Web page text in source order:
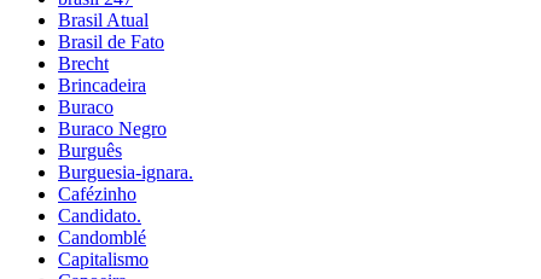
Brasil Atual
Brasil de Fato
Brecht
Brincadeira
Buraco
Buraco Negro
Burguês
Burguesia-ignara.
Cafézinho
Candidato.
Candomblé
Capitalismo